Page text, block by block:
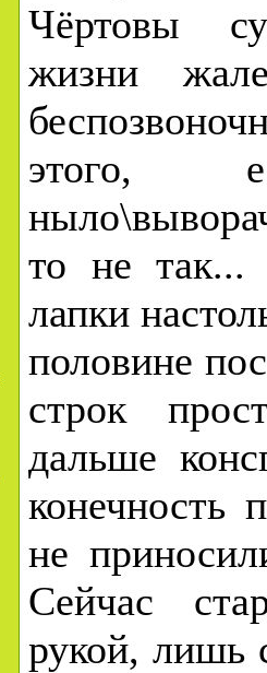
Чёртовы
жизни
этого,
то не так...
лапки
половине
строк
дальше
конечность
не
Сейчас
рукой, лишь